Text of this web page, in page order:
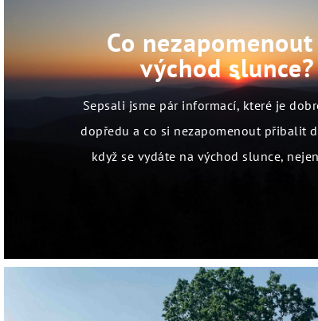
Co
východ slunce?
Sepsali jsme pár informací, které je
dopředu a co si nezapomenout přibalit
když se vydáte na východ slunce,